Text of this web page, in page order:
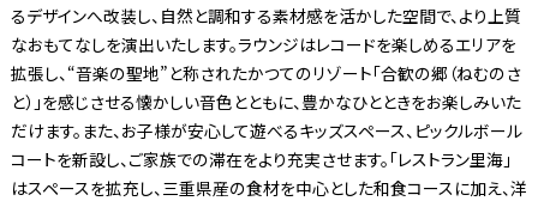
るデザインへ改装し、自然と調和する素材感を活かした空間で、より上質
なおもてなしを演出いたします。ラウンジはレコードを楽しめるエリアを
拡張し、“音楽の聖地”と称されたかつてのリゾート「合歓の郷（ねむのさ
と）」を感じさせる懐かしい音色とともに、豊かなひとときをお楽しみいた
だけます。また、お子様が安心して遊べるキッズスペース、ピックルボール
コートを新設し、ご家族での滞在をより充実させます。「レストラン里海」
はスペースを拡充し、三重県産の食材を中心とした和食コースに加え、洋